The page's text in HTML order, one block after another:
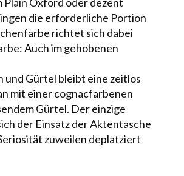
die erforderliche Portion
richtet sich dabei
Auch im gehobenen
und Gürtel bleibt eine zeitlos
mit einer cognacfarbenen
Gürtel. Der einzige
der Einsatz der Aktentasche
zuweilen deplatziert